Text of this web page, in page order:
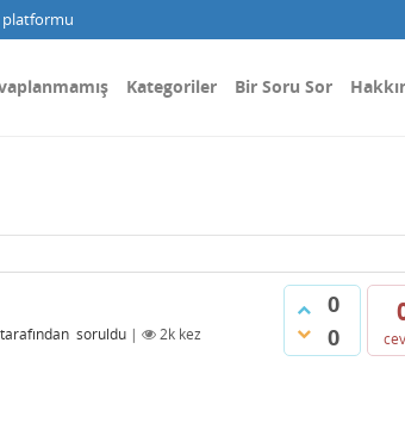
platformu
Kategoriler Bir Soru Sor
0
0
tarafından soruldu | 2k kez